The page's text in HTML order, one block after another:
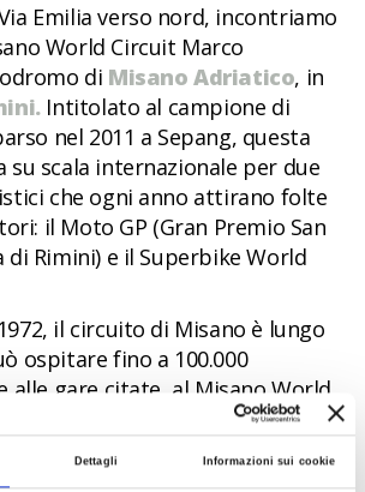
Dettagli Informazioni sui cookie
Emilia verso nord, incontriamo
World Circuit Marco
di Misano Adriatico, in
Intitolato al campione di
nel 2011 a Sepang, questa
scala internazionale per due
che ogni anno attirano folte
il Moto GP (Gran Premio San
di Rimini) e il Superbike World
il circuito di Misano è lungo
ospitare fino a 100.000
gare citate, al Misano World
eventi anche per le quattro